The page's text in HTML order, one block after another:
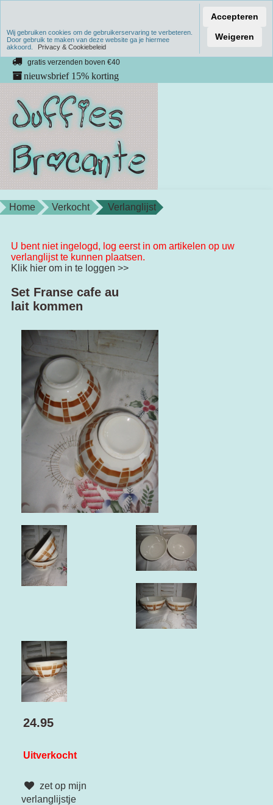
Verzenden binnen 1 werkdag
unieke producten
gratis verzenden boven €40
nieuwsbrief 15% korting
Home Verkocht Verlanglijst
U bent niet ingelogd, log eerst in om artikelen op uw
verlanglijst te kunnen plaatsen.
Klik hier om in te loggen >>
Set Franse cafe au
lait kommen
24.95
Uitverkocht
zet op mijn
verlanglijstje
Wij gebruiken cookies om de gebruikerservaring te verbeteren.
Door gebruik te maken van deze website ga je hiermee
akkoord.
Privacy & Cookiebeleid
Accepteren
Weigeren